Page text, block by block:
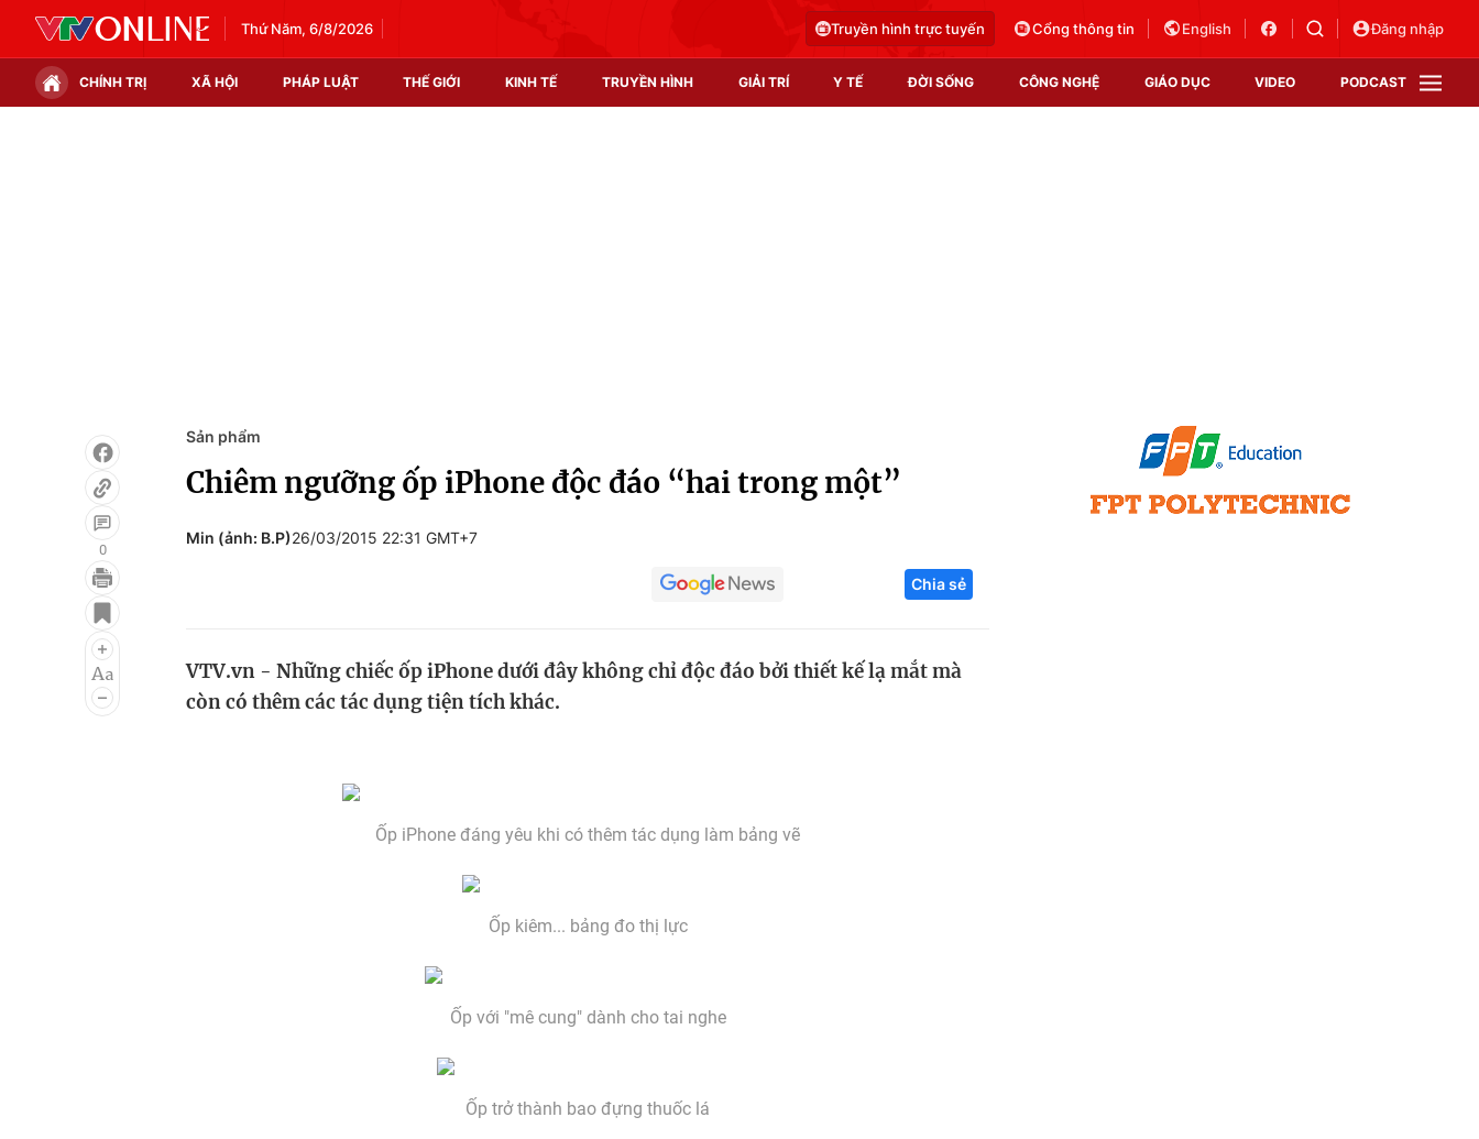
Thứ Năm, 6/8/2026 Truyền hình trực tuyến Cổng thông tin English Đăng nhập
CHÍNH TRỊ XÃ HỘI PHÁP LUẬT THẾ GIỚI KINH TẾ TRUYỀN HÌNH GIẢI TRÍ Y TẾ ĐỜI SỐNG CÔNG NGHỆ GIÁO DỤC VIDEO PODCAST
Infographic
Điện ảnh
Âm nhạc
Làm đẹp
Học trực tuyến
Công nghệ
Sản phẩm
Giao lưu trực tuyến
0
Sản phẩm
Chiêm ngưỡng ốp iPhone độc đáo “hai trong một”
Min (ảnh: B.P)26/03/2015 22:31 GMT+7
Chia sẻ
VTV.vn - Những chiếc ốp iPhone dưới đây không chỉ độc đáo bởi thiết kế lạ mắt mà
còn có thêm các tác dụng tiện tích khác.
Ốp iPhone đáng yêu khi có thêm tác dụng làm bảng vẽ
Ốp kiêm... bảng đo thị lực
Ốp với "mê cung" dành cho tai nghe
Ốp trở thành bao đựng thuốc lá